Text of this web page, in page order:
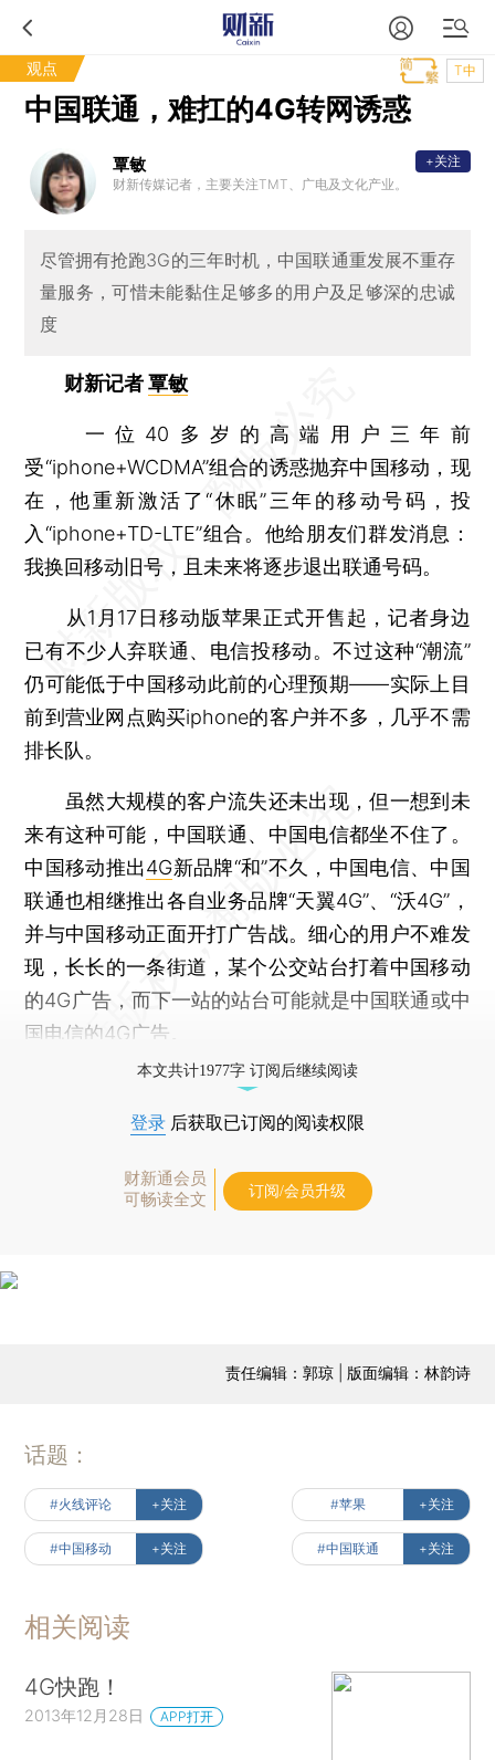
观点 T中
中国联通，难扛的4G转网诱惑
覃敏
财新传媒记者，主要关注TMT、广电及文化产业。
+关注
尽管拥有抢跑3G的三年时机，中国联通重发展不重存
量服务，可惜未能黏住足够多的用户及足够深的忠诚
度
财新记者覃敏
一位40多岁的高端用户三年前
受“iphone+WCDMA”组合的诱惑抛弃中国移动，现
在，他重新激活了“休眠”三年的移动号码，投
入“iphone+TD-LTE”组合。他给朋友们群发消息：
我换回移动旧号，且未来将逐步退出联通号码。
从1月17日移动版苹果正式开售起，记者身边
已有不少人弃联通、电信投移动。不过这种“潮流”
仍可能低于中国移动此前的心理预期——实际上目
前到营业网点购买iphone的客户并不多，几乎不需
排长队。
虽然大规模的客户流失还未出现，但一想到未
来有这种可能，中国联通、中国电信都坐不住了。
中国移动推出4G新品牌“和”不久，中国电信、中国
联通也相继推出各自业务品牌“天翼4G”、“沃4G”，
并与中国移动正面开打广告战。细心的用户不难发
现，长长的一条街道，某个公交站台打着中国移动
的4G广告，而下一站的站台可能就是中国联通或中
国电信的4G广告。
本文共计1977字 订阅后继续阅读
登录 后获取已订阅的阅读权限
财新通会员
可畅读全文
订阅/会员升级
责任编辑：郭琼 | 版面编辑：林韵诗
话题：
#火线评论 +关注 #苹果 +关注
#中国移动 +关注 #中国联通 +关注
相关阅读
4G快跑！
2013年12月28日 APP打开